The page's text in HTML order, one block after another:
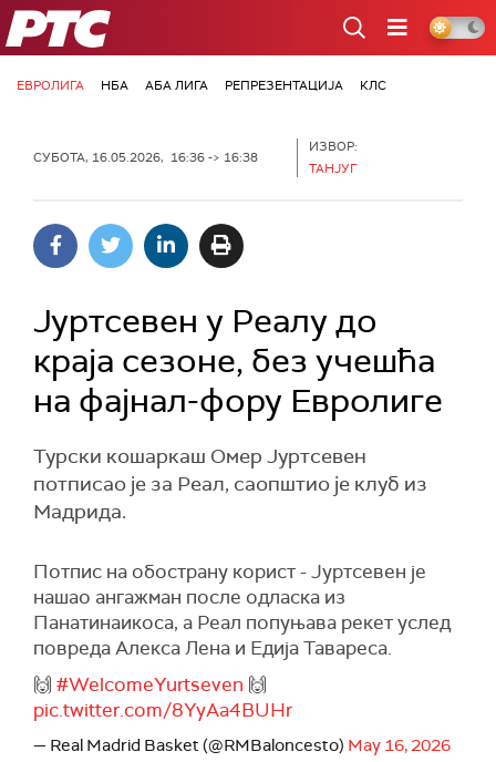
РТС
ЕВРОЛИГА НБА АБА ЛИГА РЕПРЕЗЕНТАЦИЈА КЛС
СУБОТА, 16.05.2026, 16:36 -> 16:38
ИЗВОР:
ТАНЈУГ
Јуртсевен у Реалу до
краја сезоне, без учешћа
на фајнал-фору Евролиге
Турски кошаркаш Омер Јуртсевен
потписао је за Реал, саопштио је клуб из
Мадрида.
Потпис на обострану корист - Јуртсевен је
нашао ангажман после одласка из
Панатинаикоса, а Реал попуњава рекет услед
повреда Алекса Лена и Едија Тавареса.
🙌 #WelcomeYurtseven 🙌
pic.twitter.com/8YyAa4BUHr
— Real Madrid Basket (@RMBaloncesto) May 16, 2026